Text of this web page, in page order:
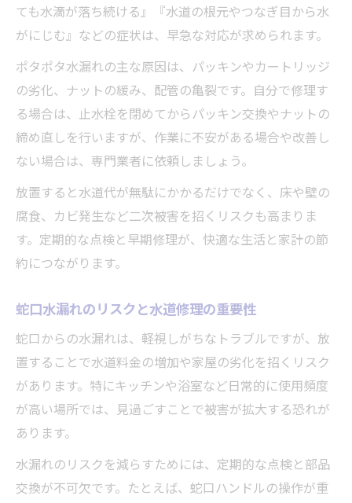
ても水滴が落ち続ける』『水道の根元やつなぎ目から水
がにじむ』などの症状は、早急な対応が求められます。
ポタポタ水漏れの主な原因は、パッキンやカートリッジ
の劣化、ナットの緩み、配管の亀裂です。自分で修理す
る場合は、止水栓を閉めてからパッキン交換やナットの
締め直しを行いますが、作業に不安がある場合や改善し
ない場合は、専門業者に依頼しましょう。
放置すると水道代が無駄にかかるだけでなく、床や壁の
腐食、カビ発生など二次被害を招くリスクも高まりま
す。定期的な点検と早期修理が、快適な生活と家計の節
約につながります。
蛇口水漏れのリスクと水道修理の重要性
蛇口からの水漏れは、軽視しがちなトラブルですが、放
置することで水道料金の増加や家屋の劣化を招くリスク
があります。特にキッチンや浴室など日常的に使用頻度
が高い場所では、見過ごすことで被害が拡大する恐れが
あります。
水漏れのリスクを減らすためには、定期的な点検と部品
交換が不可欠です。たとえば、蛇口ハンドルの操作が重